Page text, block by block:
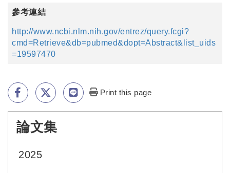
參考連結
http://www.ncbi.nlm.nih.gov/entrez/query.fcgi?
cmd=Retrieve&db=pubmed&dopt=Abstract&list_uids
=19597470
Print this page
論文集
2025